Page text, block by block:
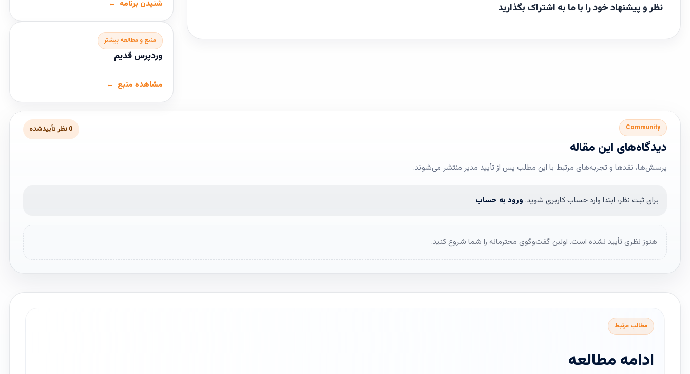
نظر و پیشنهاد خود را با ما به اشتراک بگذارید شنیدن برنامه
منبع و مطالعه بیشتر
وردپرس قدیم
مشاهده منبع
Community
دیدگاه‌های این مقاله
پرسش‌ها، نقدها و تجربه‌های مرتبط با این مطلب پس از تأیید مدیر منتشر می‌شوند.
0 نظر تأییدشده
برای ثبت نظر، ابتدا وارد حساب کاربری شوید. ورود به حساب
هنوز نظری تأیید نشده است. اولین گفت‌وگوی محترمانه را شما شروع کنید.
مطالب مرتبط
ادامه مطالعه